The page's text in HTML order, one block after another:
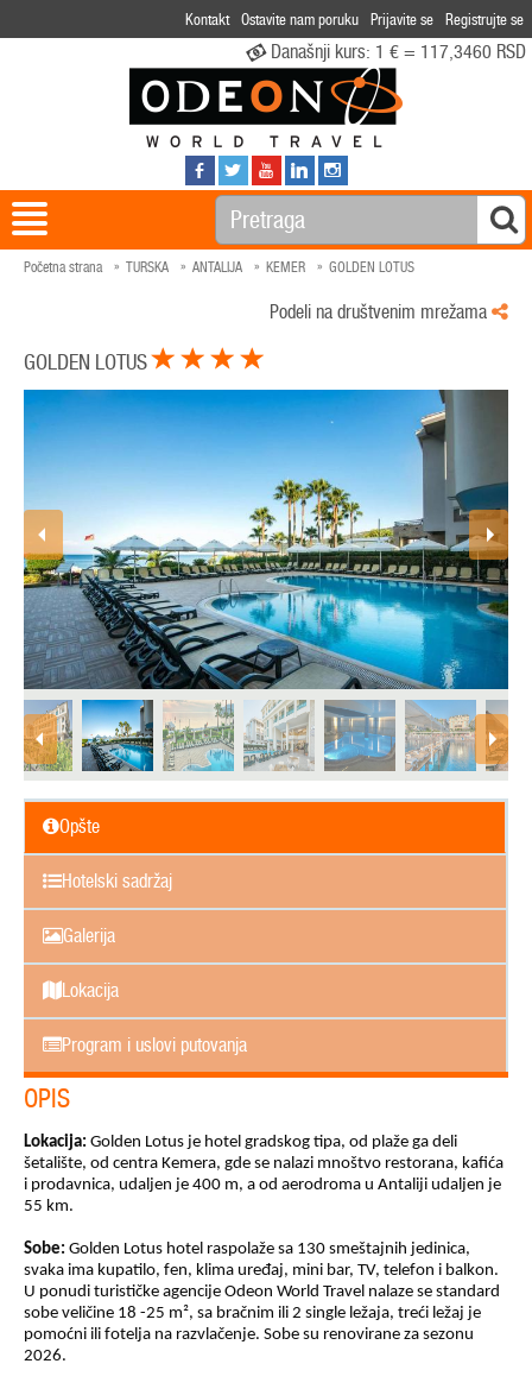
Kontakt Ostavite nam poruku Prijavite se Registrujte se
Današnji kurs: 1 € = 117,3460 RSD
Početna strana TURSKA ANTALIJA KEMER GOLDEN LOTUS
Podeli na društvenim mrežama
GOLDEN LOTUS
Opšte
Hotelski sadržaj
Galerija
Lokacija
Program i uslovi putovanja
OPIS
Lokacija: Golden Lotus je hotel gradskog tipa, od plaže ga deli
šetalište, od centra Kemera, gde se nalazi mnoštvo restorana, kafića
i prodavnica, udaljen je 400 m, a od aerodroma u Antaliji udaljen je
55 km.
Sobe: Golden Lotus hotel raspolaže sa 130 smeštajnih jedinica,
svaka ima kupatilo, fen, klima uređaj, mini bar, TV, telefon i balkon.
U ponudi turističke agencije Odeon World Travel nalaze se standard
sobe veličine 18 -25 m², sa bračnim ili 2 single ležaja, treći ležaj je
pomoćni ili fotelja na razvlačenje. Sobe su renovirane za sezonu
2026.